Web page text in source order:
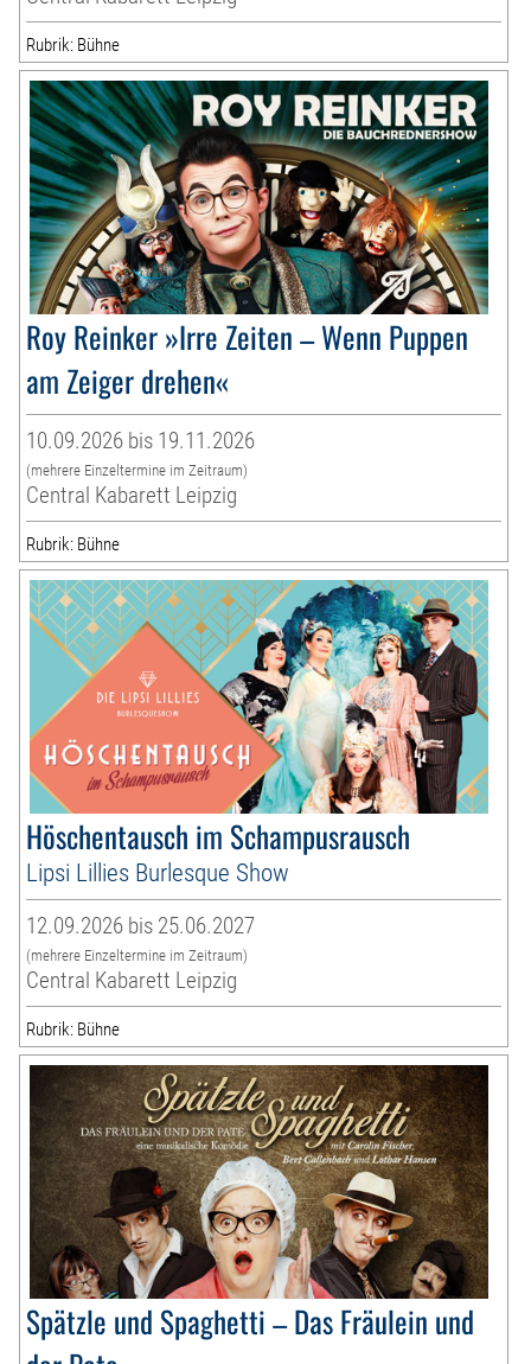
Rubrik: Bühne
Roy Reinker »Irre Zeiten – Wenn Puppen
am Zeiger drehen«
10.09.2026 bis 19.11.2026
(mehrere Einzeltermine im Zeitraum)
Central Kabarett Leipzig
Rubrik: Bühne
Höschentausch im Schampusrausch
Lipsi Lillies Burlesque Show
12.09.2026 bis 25.06.2027
(mehrere Einzeltermine im Zeitraum)
Central Kabarett Leipzig
Rubrik: Bühne
Spätzle und Spaghetti – Das Fräulein und